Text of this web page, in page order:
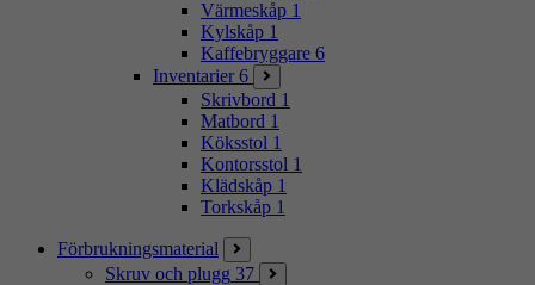
Värmeskåp 1
Kylskåp 1
Kaffebryggare 6
Inventarier 6
Skrivbord 1
Matbord 1
Köksstol 1
Kontorsstol 1
Klädskåp 1
Torkskåp 1
Förbrukningsmaterial
Skruv och plugg 37